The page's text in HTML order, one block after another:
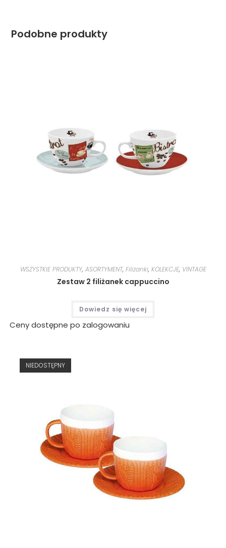
Podobne produkty
WSZYSTKIE PRODUKTY, ASORTYMENT, Filiżanki, KOLEKCJE, VINTAGE
Zestaw 2 filiżanek cappuccino
Dowiedz się więcej
Ceny dostępne po zalogowaniu
NIEDOSTĘPNY